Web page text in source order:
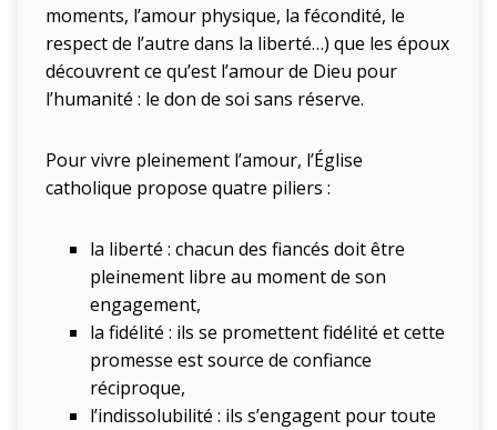
moments, l’amour physique, la fécondité, le
respect de l’autre dans la liberté…) que les époux
découvrent ce qu’est l’amour de Dieu pour
l’humanité : le don de soi sans réserve.
Pour vivre pleinement l’amour, l’Église
catholique propose quatre piliers :
la liberté : chacun des fiancés doit être
pleinement libre au moment de son
engagement,
la fidélité : ils se promettent fidélité et cette
promesse est source de confiance
réciproque,
l’indissolubilité : ils s’engagent pour toute